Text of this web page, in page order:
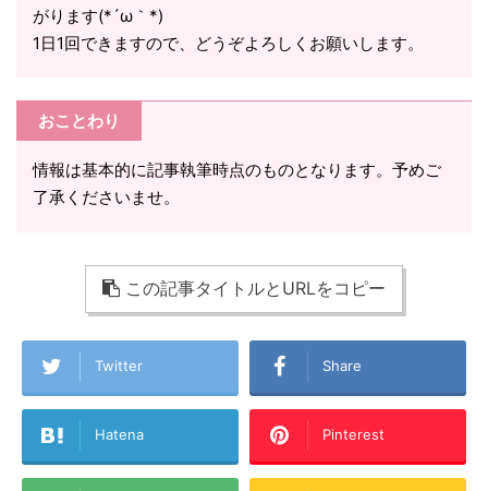
がります(*´ω｀*)
1日1回できますので、どうぞよろしくお願いします。
おことわり
情報は基本的に記事執筆時点のものとなります。予めご
了承くださいませ。
この記事タイトルとURLをコピー
Twitter Share
Hatena Pinterest